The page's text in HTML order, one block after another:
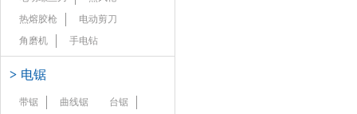
热熔胶枪
电动剪刀
角磨机
手电钻
> 电锯
带锯 曲线锯
台锯